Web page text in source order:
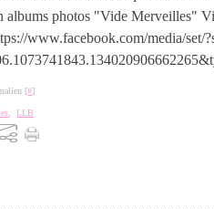
albums photos "Vide Merveilles"
www.facebook.com/media/set/
[#]
,LLB